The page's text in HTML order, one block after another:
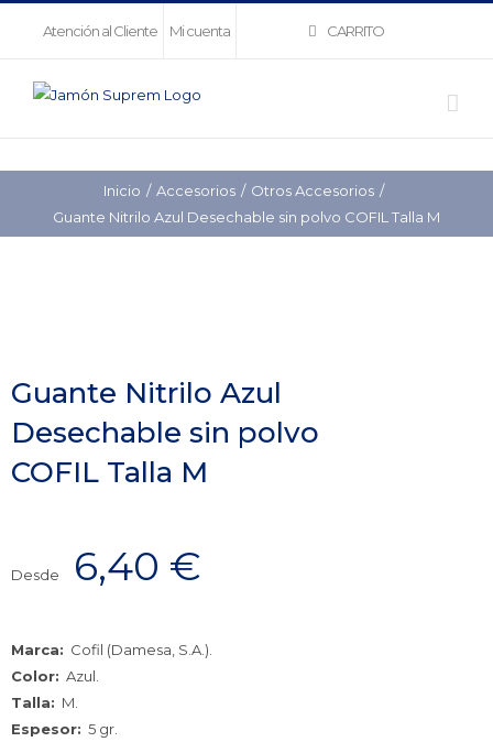
Atención al Cliente Mi cuenta CARRITO
Inicio Accesorios
Otros Accesorios
Guante Nitrilo Azul Desechable sin polvo COFIL Talla M
Guante Nitrilo Azul
Desechable sin polvo
COFIL Talla M
Desde 6,40 €
Marca: Cofil (Damesa, S.A.).
Color: Azul.
Talla: M.
Espesor: 5 gr.